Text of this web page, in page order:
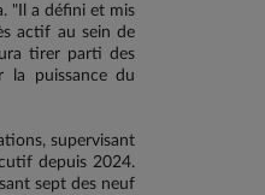
"Il a défini et mis
actif au sein de
tirer parti des
la puissance du
supervisant
depuis 2024.
sept des neuf